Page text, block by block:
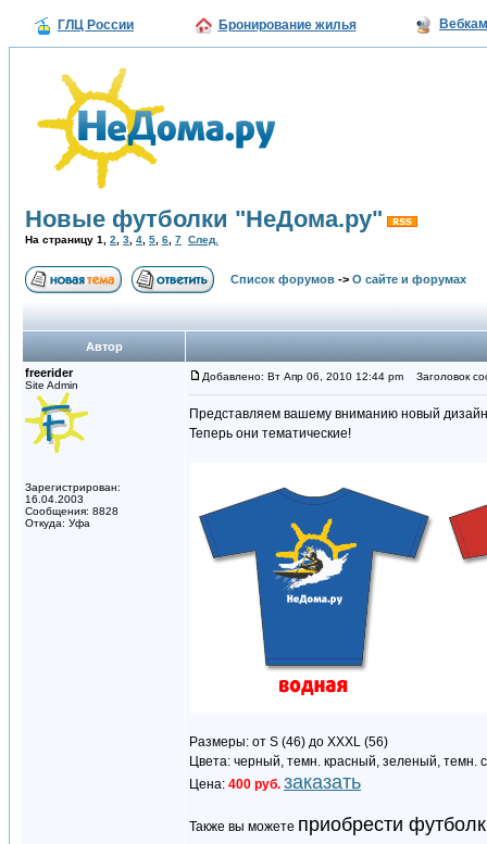
ГЛЦ России Бронирование жилья
Новые футболки "НеДома.ру"
На страницу 1 2 3 4 5 6 7 След.
Список форумов -> О сайте и форумах
Автор
freerider
Site Admin
Зарегистрирован:
16.04.2003
Сообщения: 8828
Откуда: Уфа
Добавлено: Вт Апр 06, 2010 12:44 pm Заголовок
Представляем вашему вниманию новый
Теперь они тематические!
Размеры: от S (46) до XXXL (56)
Цвета: черный, темн. красный, зеленый, темн.
Цена: 400 руб. заказать
Также вы можете приобрести